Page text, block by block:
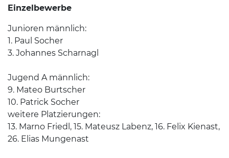
Einzelbewerbe
Junioren männlich:
1. Paul Socher
3. Johannes Scharnagl
Jugend A männlich:
9. Mateo Burtscher
10. Patrick Socher
weitere Platzierungen:
13. Marno Friedl, 15. Mateusz Labenz, 16. Felix Kienast,
26. Elias Mungenast